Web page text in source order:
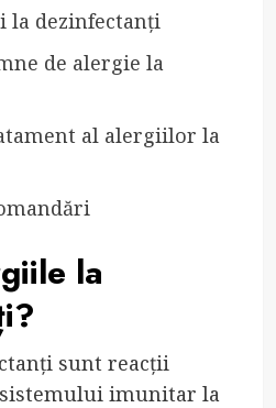
la dezinfectanți
de alergie la
al alergiilor la
la
sunt reacții
sistemului imunitar la